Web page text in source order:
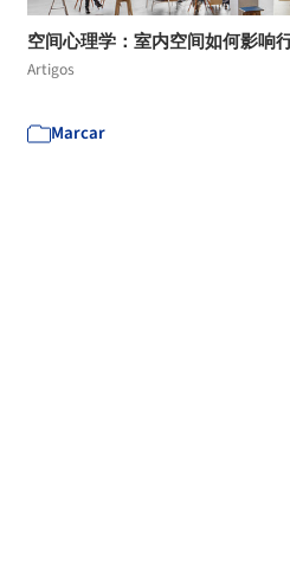
空间心理学：室内空间如何影响
Artigos
Marcar